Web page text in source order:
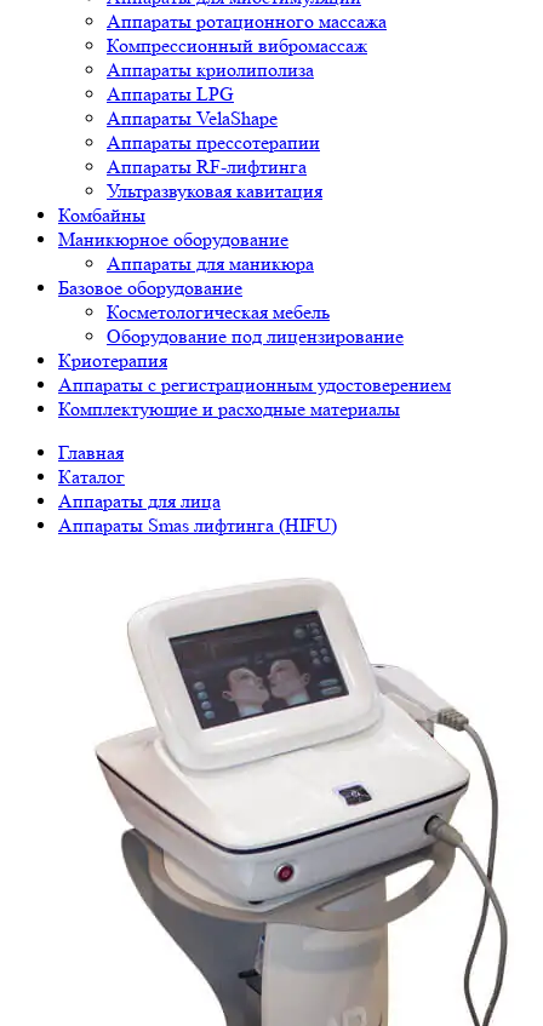
Аппараты ротационного массажа
Компрессионный вибромассаж
Аппараты криолиполиза
Аппараты LPG
Аппараты VelaShape
Аппараты прессотерапии
Аппараты RF-лифтинга
Ультразвуковая кавитация
Комбайны
Маникюрное оборудование
Аппараты для маникюра
Базовое оборудование
Косметологическая мебель
Оборудование под лицензирование
Криотерапия
Аппараты c регистрационным удостоверением
Комплектующие и расходные материалы
Главная
Каталог
Аппараты для лица
Аппараты Smas лифтинга (HIFU)